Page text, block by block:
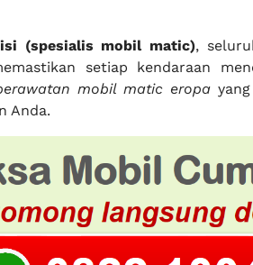
(spesialis mobil matic),
setiap kendaraan
mobil matic eropayang
Anda.